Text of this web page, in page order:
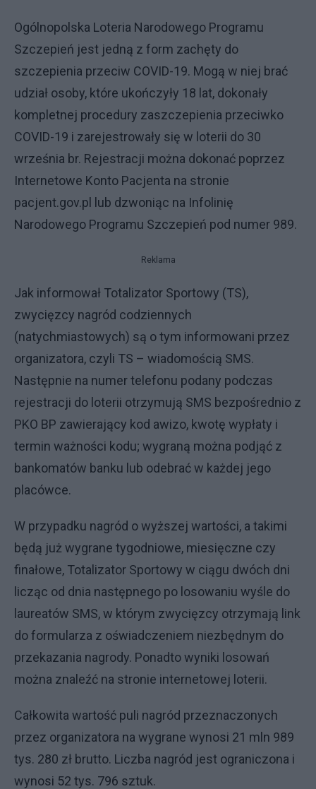
Ogólnopolska Loteria Narodowego Programu
Szczepień jest jedną z form zachęty do
szczepienia przeciw COVID-19. Mogą w niej brać
udział osoby, które ukończyły 18 lat, dokonały
kompletnej procedury zaszczepienia przeciwko
COVID-19 i zarejestrowały się w loterii do 30
września br. Rejestracji można dokonać poprzez
Internetowe Konto Pacjenta na stronie
pacjent.gov.pl lub dzwoniąc na Infolinię
Narodowego Programu Szczepień pod numer 989.
Reklama
Jak informował Totalizator Sportowy (TS),
zwycięzcy nagród codziennych
(natychmiastowych) są o tym informowani przez
organizatora, czyli TS – wiadomością SMS.
Następnie na numer telefonu podany podczas
rejestracji do loterii otrzymują SMS bezpośrednio z
PKO BP zawierający kod awizo, kwotę wypłaty i
termin ważności kodu; wygraną można podjąć z
bankomatów banku lub odebrać w każdej jego
placówce.
W przypadku nagród o wyższej wartości, a takimi
będą już wygrane tygodniowe, miesięczne czy
finałowe, Totalizator Sportowy w ciągu dwóch dni
licząc od dnia następnego po losowaniu wyśle do
laureatów SMS, w którym zwycięzcy otrzymają link
do formularza z oświadczeniem niezbędnym do
przekazania nagrody. Ponadto wyniki losowań
można znaleźć na stronie internetowej loterii.
Całkowita wartość puli nagród przeznaczonych
przez organizatora na wygrane wynosi 21 mln 989
tys. 280 zł brutto. Liczba nagród jest ograniczona i
wynosi 52 tys. 796 sztuk.